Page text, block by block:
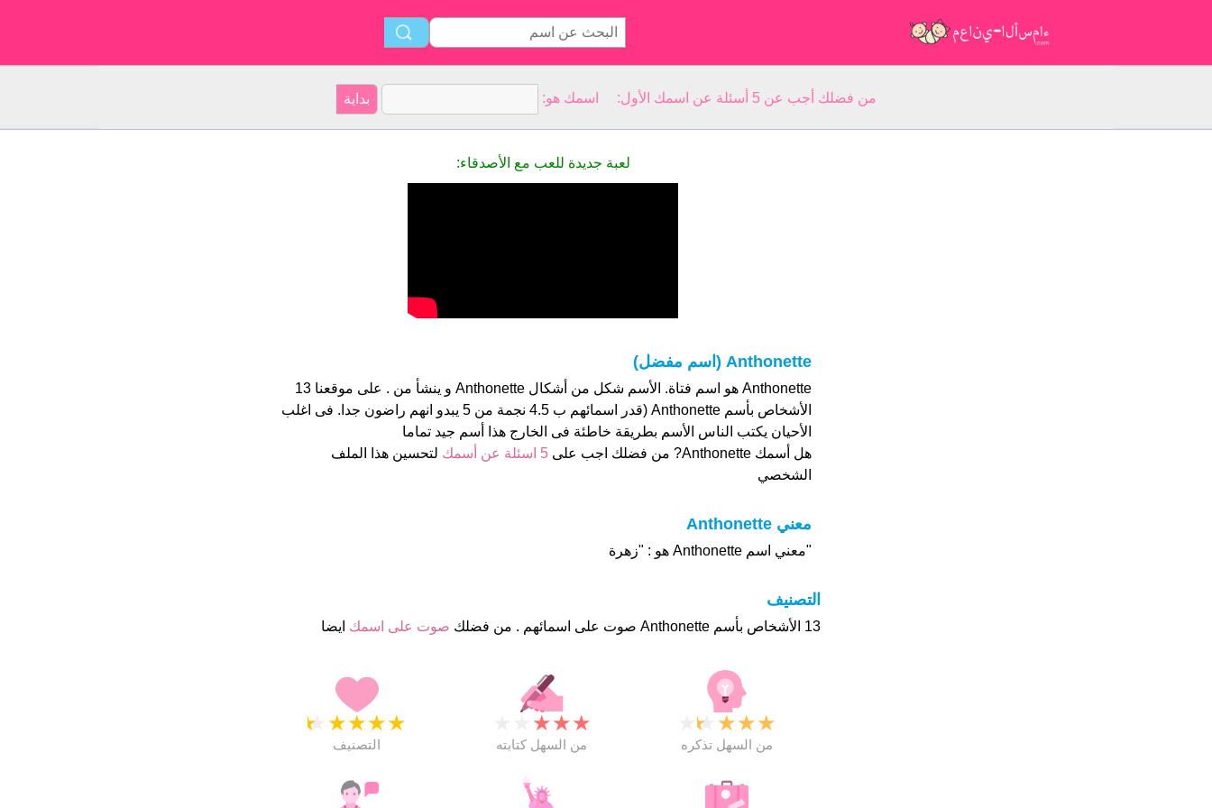
من فضلك أجب عن 5 أسئلة عن اسمك الأول: اسمك هو:
لعبة جديدة للعب مع الأصدقاء:
Anthonette (اسم مفضل)
Anthonette هو اسم فتاة. الأسم شكل من أشكال Anthonette و ينشأ من . على موقعنا 13
الأشخاص بأسم Anthonette (قدر اسمائهم ب 4.5 نجمة من 5 يبدو انهم راضون جدا. فى اغلب
الأحيان يكتب الناس الأسم بطريقة خاطئة فى الخارج هذا أسم جيد تماما
هل أسمك Anthonette? من فضلك اجب على
5 اسئلة عن أسمك
لتحسين هذا الملف
الشخصي
معني Anthonette
"معني اسم Anthonette هو : "زهرة
التصنيف
13 الأشخاص بأسم Anthonette صوت على اسمائهم . من فضلك صوت على اسمك ايضا
★
★
★
★
★
التصنيف
★
★
★
من السهل كتابته
★
★
★
★
من السهل تذكره